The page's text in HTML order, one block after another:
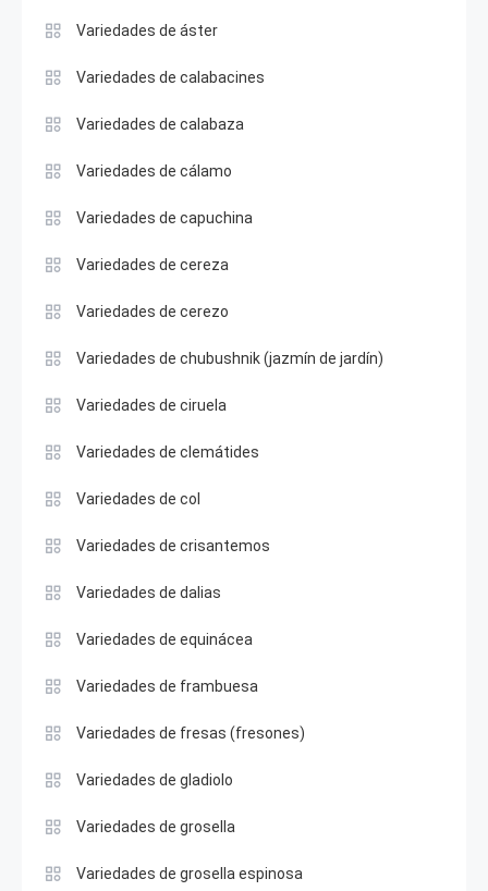
Variedades de áster
Variedades de calabacines
Variedades de calabaza
Variedades de cálamo
Variedades de capuchina
Variedades de cereza
Variedades de cerezo
Variedades de chubushnik (jazmín de jardín)
Variedades de ciruela
Variedades de clemátides
Variedades de col
Variedades de crisantemos
Variedades de dalias
Variedades de equinácea
Variedades de frambuesa
Variedades de fresas (fresones)
Variedades de gladiolo
Variedades de grosella
Variedades de grosella espinosa